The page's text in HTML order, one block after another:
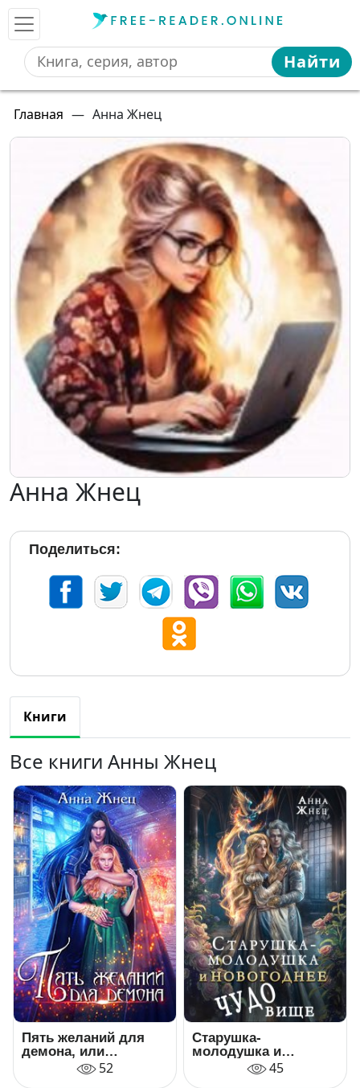
Найти
Главная — Анна Жнец
Анна Жнец
Поделиться:
Книги
Все книги Анны Жнец
Пять желаний для
демона, или
Неудачница в
академии
52
Старушка-
молодушка и
новогоднее
чудо(вище)
45